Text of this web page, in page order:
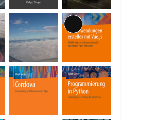
Lange
Beschreibung